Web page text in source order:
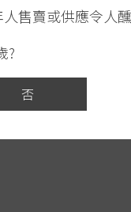
售賣或供應令人
?
否